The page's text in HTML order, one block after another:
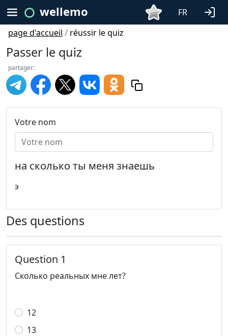
wellemo
FR
page d'accueil / réussir le quiz
Passer le quiz
partager:
Votre nom
на сколько ты меня знаешь
э
Des questions
Question 1
Сколько реальных мне лет?
12
13